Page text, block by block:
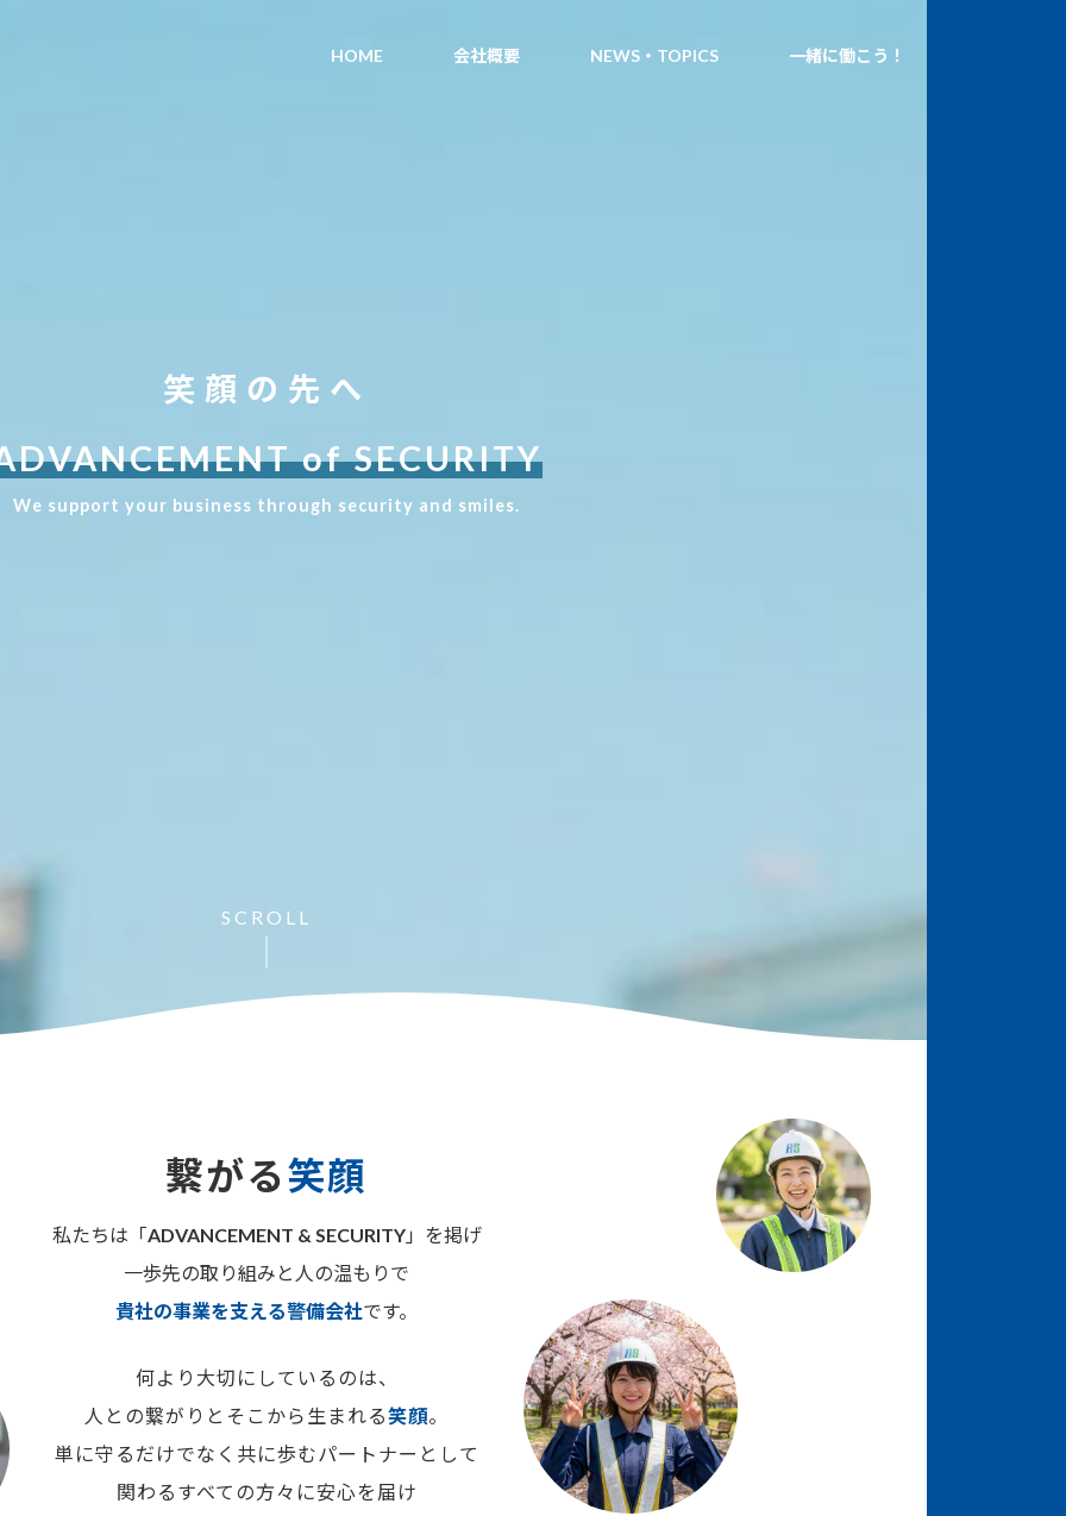
HOME 会社概要 NEWS・TOPICS 一緒に働こう！
笑顔の先へ
ofSECURITY
We support your business through security and smiles.
SCROLL
繋がる笑顔
私たちは「ADVANCEMENT & SECURITY」を掲げ
一歩先の取り組みと人の温もりで
貴社の事業を支える警備会社です。
何より大切にしているのは、
人との繋がりとそこから生まれる笑顔。
単に守るだけでなく共に歩むパートナーとして
関わるすべての方々に安心を届け